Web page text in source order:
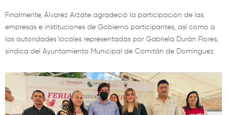
Finalmente, Álvarez Arzate agradeció la participación de las
empresas e instituciones de Gobierno participantes, así como a
las autoridades locales representadas por Gabriela Durán Flores,
síndica del Ayuntamiento Municipal de Comitán de Domínguez.